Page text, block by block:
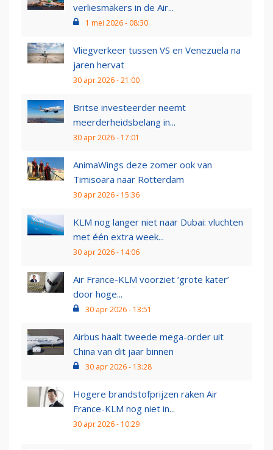
verliesmakers in de Air...
1 mei 2026 - 08:30
Vliegverkeer tussen VS en Venezuela na
jaren hervat
30 apr 2026 - 21:00
Britse investeerder neemt
meerderheidsbelang in...
30 apr 2026 - 17:01
AnimaWings deze zomer ook van
Timisoara naar Rotterdam
30 apr 2026 - 15:36
KLM nog langer niet naar Dubai: vluchten
met één extra week...
30 apr 2026 - 14:06
Air France-KLM voorziet ‘grote kater’
door hoge...
30 apr 2026 - 13:51
Airbus haalt tweede mega-order uit
China van dit jaar binnen
30 apr 2026 - 13:28
Hogere brandstofprijzen raken Air
France-KLM nog niet in...
30 apr 2026 - 10:29